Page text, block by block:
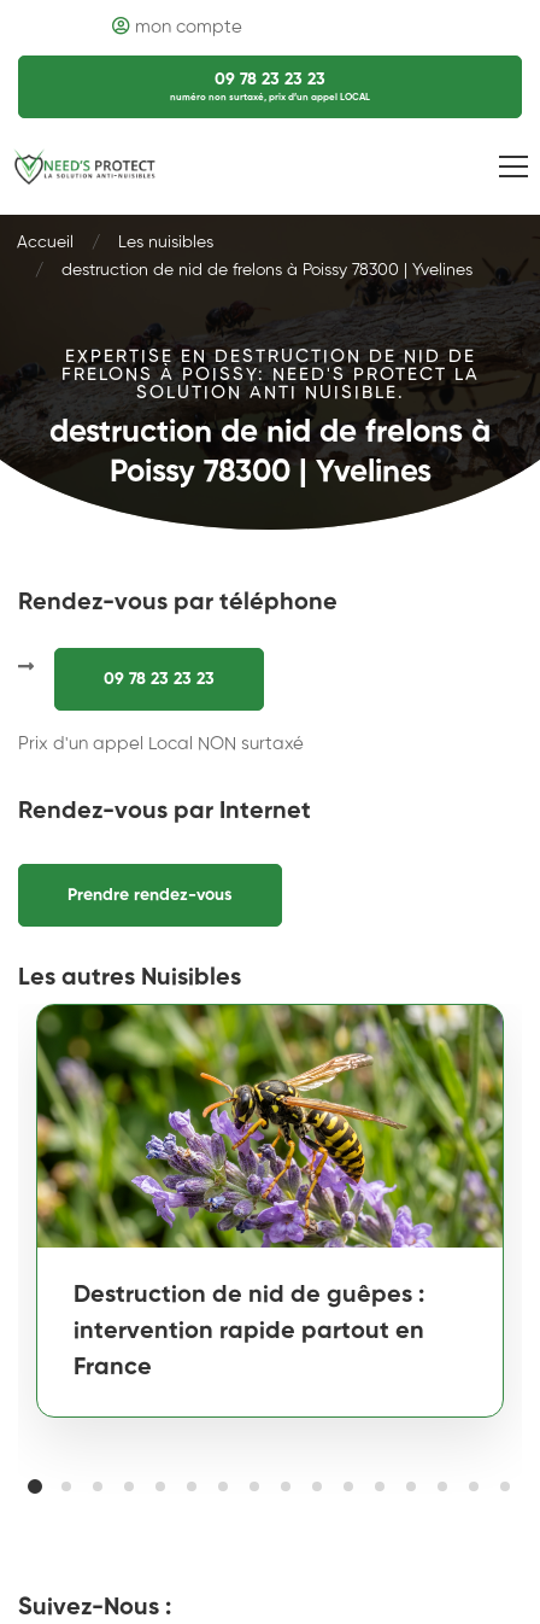
mon compte
09 78 23 23 23
numéro non surtaxé, prix d’un appel LOCAL
Accueil
Les nuisibles
destruction de nid de frelons à Poissy 78300 | Yvelines
EXPERTISE EN DESTRUCTION DE NID DE
FRELONS À POISSY: NEED'S PROTECT LA
SOLUTION ANTI NUISIBLE.
destruction de nid de frelons à
Poissy 78300 | Yvelines
Rendez-vous par téléphone
09 78 23 23 23
Prix d'un appel Local NON surtaxé
Rendez-vous par Internet
Prendre rendez-vous
Les autres Nuisibles
Destruction de nid de guêpes :
intervention rapide partout en
France
Suivez-Nous :